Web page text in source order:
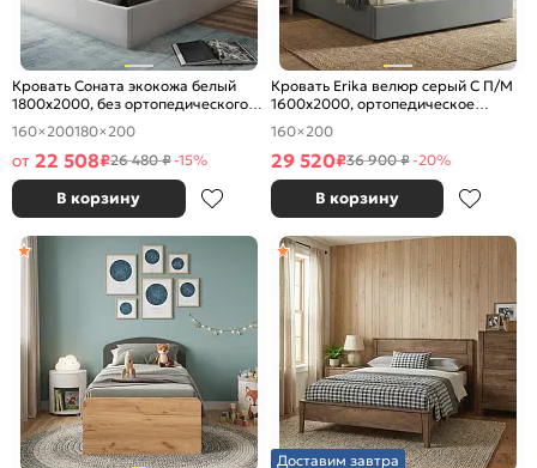
Кровать Соната экокожа белый
1800x2000, без ортопедического
основания, изголовье мягкое
160×200180×200
от 22 508₽26 480 ₽-15%
В корзину
Кровать Erika велюр серый С П/М
1600x2000, ортопедическое
основание, изголовье мягкое
160×200
29 520₽36 900 ₽-20%
В корзину
Доставим завтра